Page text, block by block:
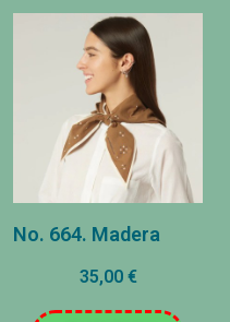
No. 664. Madera
35,00 €